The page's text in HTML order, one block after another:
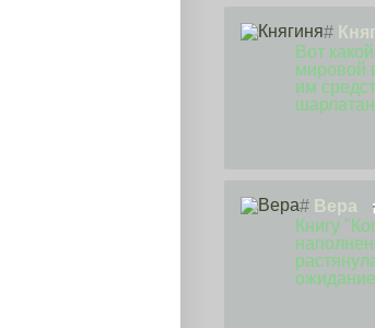
#
Вот
мировой
им
# Вера
Книгу